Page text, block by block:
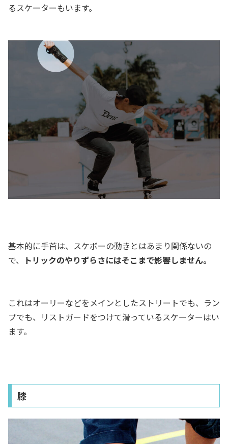
るスケーターもいます。
基本的に手首は、スケボーの動きとはあまり関係ないの
で、 トリックのやりずらさにはそこまで影響しません。
これはオーリーなどをメインとしたストリートでも、ラン
プでも、リストガードをつけて滑っているスケーターはい
ます。
膝